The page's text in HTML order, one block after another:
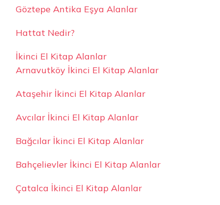
Göztepe Antika Eşya Alanlar
Hattat Nedir?
İkinci El Kitap Alanlar
Arnavutköy İkinci El Kitap Alanlar
Ataşehir İkinci El Kitap Alanlar
Avcılar İkinci El Kitap Alanlar
Bağcılar İkinci El Kitap Alanlar
Bahçelievler İkinci El Kitap Alanlar
Çatalca İkinci El Kitap Alanlar